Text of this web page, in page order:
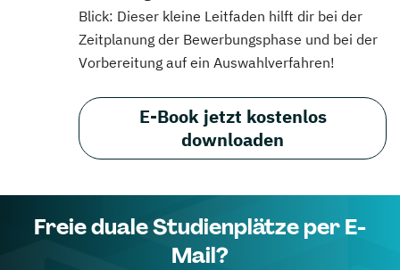
Blick: Dieser kleine Leitfaden hilft dir bei der
Zeitplanung der Bewerbungsphase und bei der
Vorbereitung auf ein Auswahlverfahren!
E-Book jetzt kostenlos
downloaden
Freie duale Studienplätze per E-
Mail?